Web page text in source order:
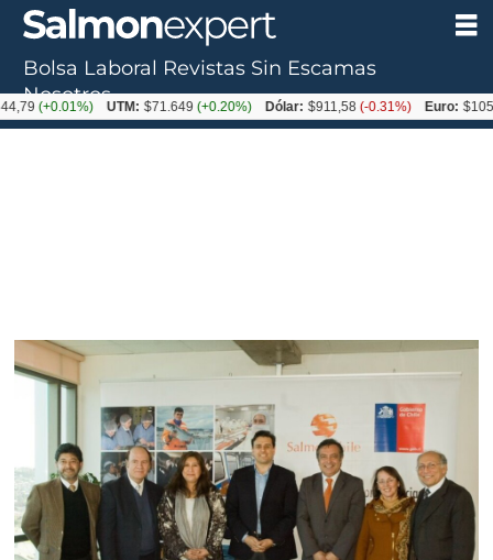
Bolsa Laboral Revistas Sin Escamas
Nosotros
UTM: $71.649(+0.20%) Dólar: $911,58(-0.31%) Euro: $1053,36 (-